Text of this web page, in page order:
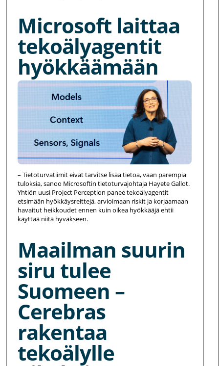
Microsoft laittaa
tekoälyagentit
hyökkäämään
– Tietoturvatiimit eivät tarvitse lisää tietoa, vaan parempia
tuloksia, sanoo Microsoftin tietoturvajohtaja Hayete Gallot.
Yhtiön uusi Project Perception panee tekoälyagentit
etsimään hyökkäysreittejä, arvioimaan riskit ja korjaamaan
havaitut heikkoudet ennen kuin oikea hyökkääjä ehtii
käyttää niitä hyväkseen.
Maailman suurin
siru tulee
Suomeen –
Cerebras
rakentaa
tekoälylle